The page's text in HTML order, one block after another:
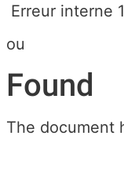
Erreur interne 1
ou
Found
The document